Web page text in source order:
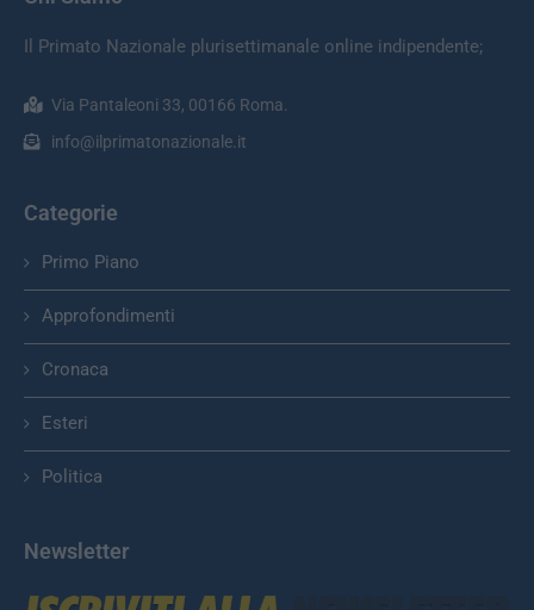
Il Primato Nazionale plurisettimanale online indipendente;
Via Pantaleoni 33, 00166 Roma.
info@ilprimatonazionale.it
Categorie
Primo Piano
Approfondimenti
Cronaca
Esteri
Politica
Newsletter